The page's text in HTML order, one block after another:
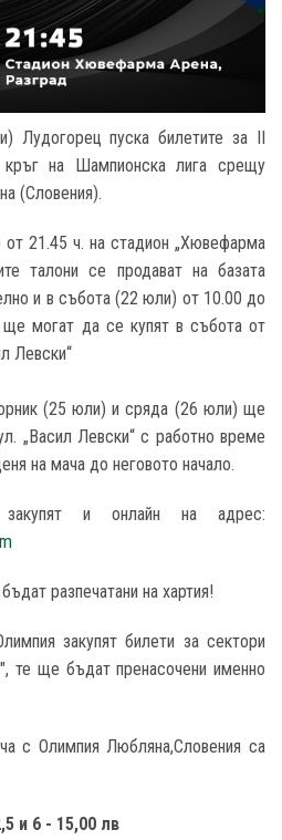
Лудогорец пуска билетите за II
кръг на Шампионска лига срещу
(Словения).
21.45 ч. на стадион „Хювефарма
талони се продават на базата
и в събота (22 юли) от 10.00 до
могат да се купят в събота от
Левски“
(25 юли) и сряда (26 юли) ще
„Васил Левски“ с работно време
на мача до неговото начало.
и онлайн на адрес:
разпечатани на хартия!
закупят билети за сектори
те ще бъдат пренасочени именно
с Олимпия Любляна,Словения са
и 6 - 15,00 лв